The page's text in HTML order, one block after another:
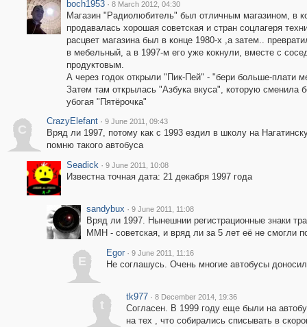
boch1953 · 8 March 2012, 04:30
Магазин "Радиолюбитель" был отличным магазином, в
продавалась хорошая советская и стран соцлагеря
расцвет магазина был в конце 1980-х ,а затем..
в мебельный, а в 1997-м его уже кокнули, вместе с
продуктовым.
А через годок открыли "Пик-Пей" - "бери больше-плати
Затем там открылась "Азбука вкуса", которую сменила
убогая "Пятёрочка"
C
CrazyElefant · 9 June 2011, 09:43
Вряд ли 1997, потому как с 1993 ездил в школу на
помню такого автобуса
Seadick · 9 June 2011, 10:08
Известна точная дата: 21 декабря 1997 года
sandybux · 9 June 2011, 11:08
Вряд ли 1997. Нынешнии регистрационные знаки
ММН - советская, и вряд ли за 5 лет её не смогли
E
Egor · 9 June 2011, 11:16
Не соглашусь. Очень многие автобусы
t
tk977 · 8 December 2014, 19:36
Согласен. В 1999 году еще были на
на тех , что собирались списывать в